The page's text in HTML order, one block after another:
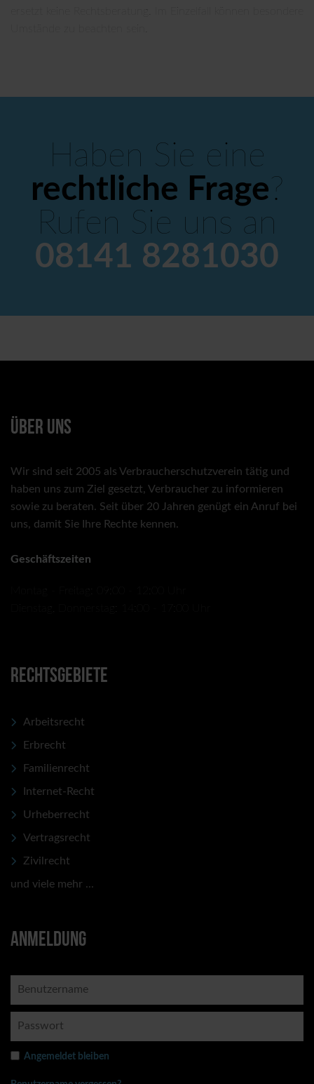
ersetzt keine Rechtsberatung. Im Einzelfall können besondere
Haben Sie eine
rechtliche Frage?
Rufen Sie uns an
08141 8281030
ÜBER UNS
Wir sind seit 2005 als Verbraucherschutzverein tätig und
haben uns zum Ziel gesetzt, Verbraucher zu informieren
sowie zu beraten. Seit über 20 Jahren genügt ein Anruf bei
uns, damit Sie Ihre Rechte kennen.
Geschäftszeiten
Montag - Freitag: 09:00 - 12:00 Uhr
Dienstag, Donnerstag: 14:00 - 17:00 Uhr
RECHTSGEBIETE
Arbeitsrecht
Erbrecht
Familienrecht
Internet-Recht
Urheberrecht
Vertragsrecht
Zivilrecht
und viele mehr ...
ANMELDUNG
Angemeldet bleiben